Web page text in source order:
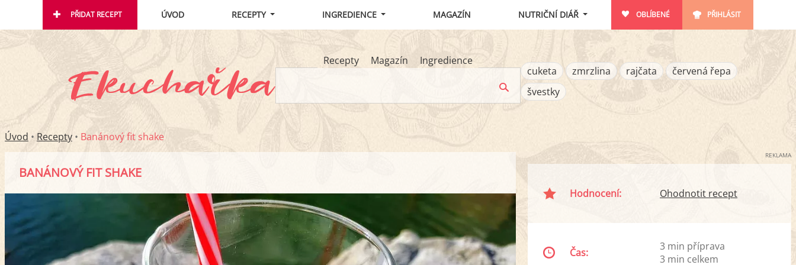
PŘIDAT RECEPT ÚVOD RECEPTY INGREDIENCE MAGAZÍN NUTRIČNÍ DIÁŘ OBLÍBENÉ PŘIHLÁSIT
Recepty Magazín
Ingredience
cuketa
zmrzlina rajčata
červená řepa
švestky
Úvod • Recepty • Banánový fit shake
BANÁNOVÝ FIT SHAKE
REKLAMA
Hodnocení: Ohodnotit recept
Čas:
3 min příprava
3 min celkem